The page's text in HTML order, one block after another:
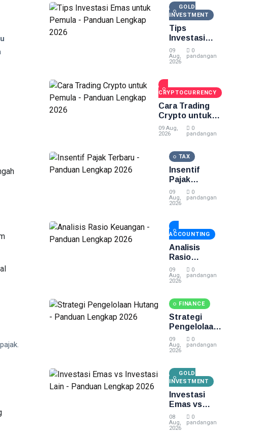
GOLD
INVESTMENT
Tips
Investasi
Emas untuk
Pemula -
2026
09
Aug,
2026
0
pandangan
CRYPTOCURRENCY
Cara Trading
Crypto untuk
Pemula -
Panduan
09 Aug,
2026
0
pandangan
TAX
Insentif
Pajak
Terbaru -
Panduan
09
Aug,
2026
0
pandangan
ACCOUNTING
Analisis
Rasio
Keuangan -
Panduan
09
Aug,
2026
0
pandangan
FINANCE
Strategi
Pengelolaan
Hutang -
Panduan
09
Aug,
2026
0
pandangan
GOLD
INVESTMENT
Investasi
Emas vs
Investasi
Lain -
08
Aug,
2026
0
pandangan